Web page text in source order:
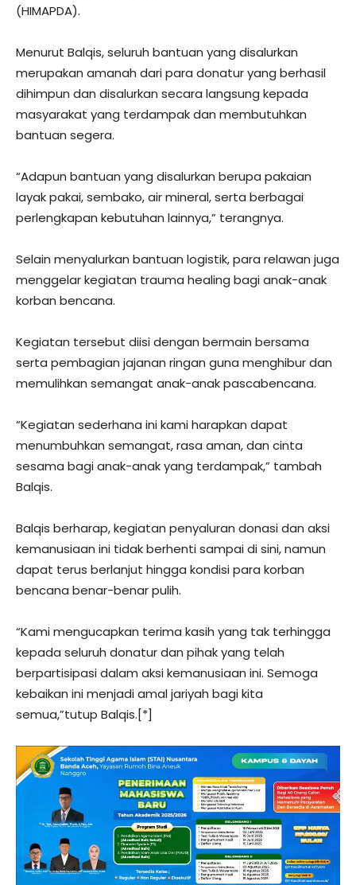
(HIMAPDA).
Menurut Balqis, seluruh bantuan yang disalurkan
merupakan amanah dari para donatur yang berhasil
dihimpun dan disalurkan secara langsung kepada
masyarakat yang terdampak dan membutuhkan
bantuan segera.
“Adapun bantuan yang disalurkan berupa pakaian
layak pakai, sembako, air mineral, serta berbagai
perlengkapan kebutuhan lainnya,” terangnya.
Selain menyalurkan bantuan logistik, para relawan juga
menggelar kegiatan trauma healing bagi anak-anak
korban bencana.
Kegiatan tersebut diisi dengan bermain bersama
serta pembagian jajanan ringan guna menghibur dan
memulihkan semangat anak-anak pascabencana.
“Kegiatan sederhana ini kami harapkan dapat
menumbuhkan semangat, rasa aman, dan cinta
sesama bagi anak-anak yang terdampak,” tambah
Balqis.
Balqis berharap, kegiatan penyaluran donasi dan aksi
kemanusiaan ini tidak berhenti sampai di sini, namun
dapat terus berlanjut hingga kondisi para korban
bencana benar-benar pulih.
“Kami mengucapkan terima kasih yang tak terhingga
kepada seluruh donatur dan pihak yang telah
berpartisipasi dalam aksi kemanusiaan ini. Semoga
kebaikan ini menjadi amal jariyah bagi kita
semua,”tutup Balqis.[*]